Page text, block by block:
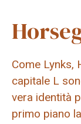
Come Lynks,
capitale L
vera identità
primo piano